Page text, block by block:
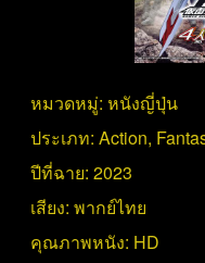
หมวดหมู่: หนังญี่ปุ่น
ประเภท: Action,
ปีที่ฉาย: 2023
เสียง: พากย์ไทย
คุณภาพหนัง: HD